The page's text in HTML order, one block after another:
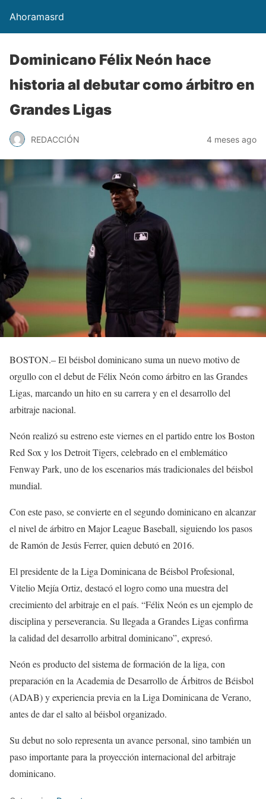
Ahoramasrd
Dominicano Félix Neón hace
historia al debutar como árbitro en
Grandes Ligas
REDACCIÓN 4 meses ago
BOSTON.– El béisbol dominicano suma un nuevo motivo de
orgullo con el debut de Félix Neón como árbitro en las Grandes
Ligas, marcando un hito en su carrera y en el desarrollo del
arbitraje nacional.
Neón realizó su estreno este viernes en el partido entre los Boston
Red Sox y los Detroit Tigers, celebrado en el emblemático
Fenway Park, uno de los escenarios más tradicionales del béisbol
mundial.
Con este paso, se convierte en el segundo dominicano en alcanzar
el nivel de árbitro en Major League Baseball, siguiendo los pasos
de Ramón de Jesús Ferrer, quien debutó en 2016.
El presidente de la Liga Dominicana de Béisbol Profesional,
Vitelio Mejía Ortiz, destacó el logro como una muestra del
crecimiento del arbitraje en el país. “Félix Neón es un ejemplo de
disciplina y perseverancia. Su llegada a Grandes Ligas confirma
la calidad del desarrollo arbitral dominicano”, expresó.
Neón es producto del sistema de formación de la liga, con
preparación en la Academia de Desarrollo de Árbitros de Béisbol
(ADAB) y experiencia previa en la Liga Dominicana de Verano,
antes de dar el salto al béisbol organizado.
Su debut no solo representa un avance personal, sino también un
paso importante para la proyección internacional del arbitraje
dominicano.